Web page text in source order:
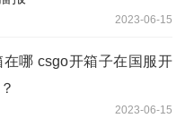
2023-06-15
哪 csgo开箱子在国服开
2023-06-15